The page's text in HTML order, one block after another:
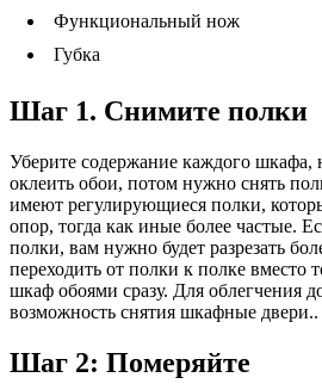
Функциональный нож
Губка
Шаг 1. Снимите полки
Уберите содержание каждого шкафа,
оклеить обои, потом нужно снять
имеют регулирующиеся полки,
опор, тогда как иные более частые.
полки, вам нужно будет разрезать
переходить от полки к полке вместо
шкаф обоями сразу. Для облегчения
возможность снятия шкафные двери..
Шаг 2: Померяйте